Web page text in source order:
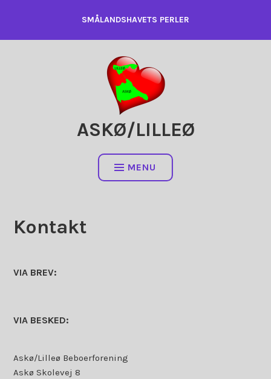
content
SMÅLANDSHAVETS PERLER
ASKØ/LILLEØ
MENU
Kontakt
VIA BREV:
VIA BESKED:
Askø/Lilleø Beboerforening
Askø Skolevej 8